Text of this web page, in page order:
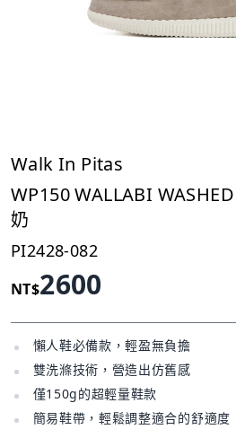
Walk In Pitas
WP150 WALLABI
奶
PI2428-082
NT$2600
懶人鞋必備款，輕盈無負擔
雙洗滌技術，營造出仿舊感
僅150g的超輕量鞋款
簡易鞋帶，輕鬆調整適合的舒適度